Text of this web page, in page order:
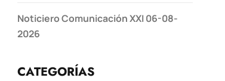
Noticiero Comunicación XXI 06-08-
2026
CATEGORÍAS